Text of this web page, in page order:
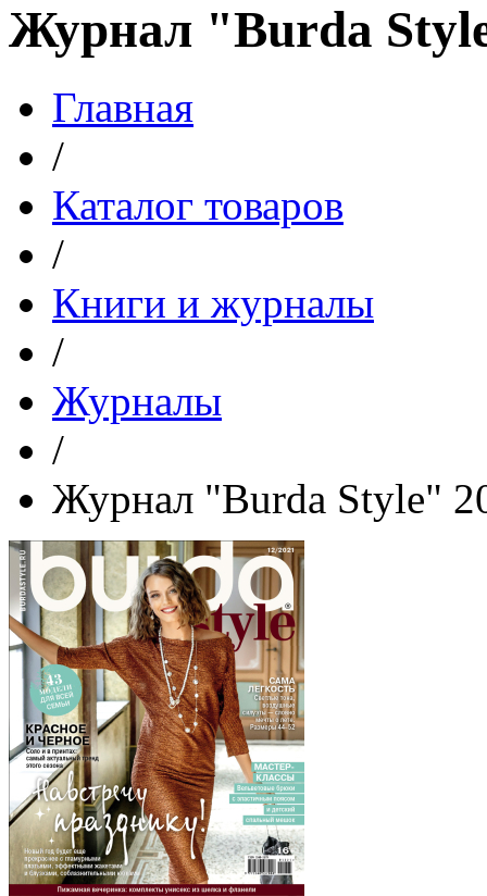
Журнал "Burda
Главная
/
Каталог товаров
/
Книги и журналы
/
Журналы
/
Журнал "Burda Style"